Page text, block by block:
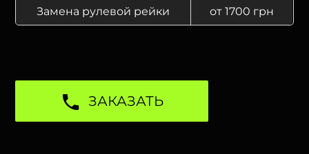
Замена рулевой рейки от 1700 грн
ЗАКАЗАТЬ